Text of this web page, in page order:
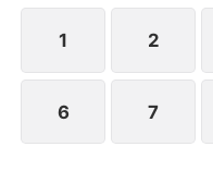
을 사용해, 만인의 주
를 성공적으로 진정시
래의 여왕이라는 것을
PTE.LTD
1 2
6 7